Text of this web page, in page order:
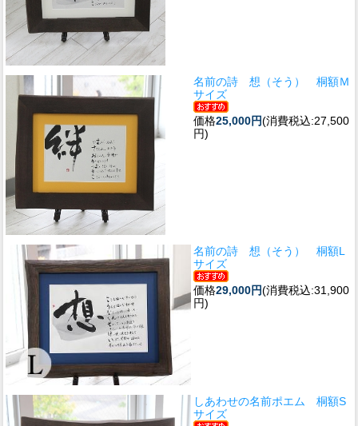
名前の詩 想（そう） 桐額Ｍ
サイズ
価格25,000円(消費税込:27,500
円)
名前の詩 想（そう） 桐額L
サイズ
価格29,000円(消費税込:31,900
円)
しあわせの名前ポエム 桐額S
サイズ